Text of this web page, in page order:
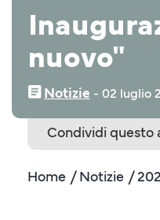
nuovo"
Notizie ‒ 02 luglio
Condividi questo
Home / Notizie /